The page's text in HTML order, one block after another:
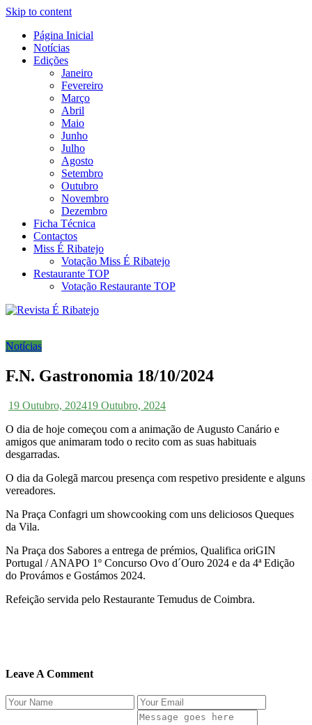
Skip to content
É Ribatejo – Revista Social
Online
Revista Social Online
Página Inicial
Notícias
Edições
Janeiro
Fevereiro
Março
Abril
Maio
Junho
Julho
Agosto
Setembro
Outubro
Novembro
Dezembro
Ficha Técnica
Contactos
Miss É Ribatejo
Votação Miss É Ribatejo
Restaurante TOP
Votação Restaurante TOP
Notícias
F.N. Gastronomia 18/10/2024
19 Outubro, 202419 Outubro, 2024
O dia de hoje começou com a animação de Augusto Canário e
amigos que animaram todo o recito com as suas habituais
desgarradas.
O dia da Golegã marcou presença com respetivo presidente e alguns
vereadores.
Na Praça Confagri um showcooking com uns deliciosos Queques
da Vila.
Na Praça dos Sabores a entrega de prémios, Qualifica oriGIN
Portugal / ANAPO 1º Concurso Ovo d´Ouro 2024 e da 4ª Edição
do Provámos e Gostámos 2024.
Refeição servida pelo Restaurante Temudus de Coimbra.
Leave A Comment